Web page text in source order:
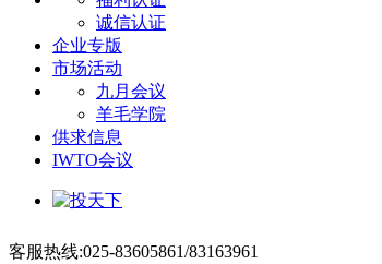
诚信认证
企业专版
市场活动
九月会议
羊毛学院
供求信息
IWTO会议
客服热线:025-83605861/83163961